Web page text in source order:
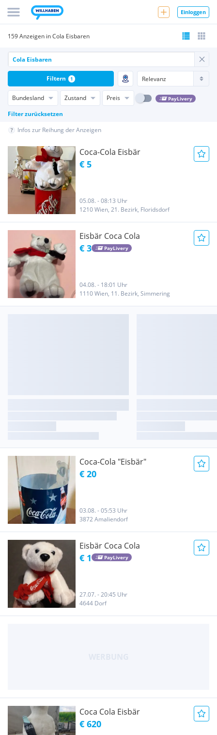
Einloggen
159 Anzeigen in Cola Eisbaren
Bundesland Zustand Preis PayLivery
Filter zurücksetzen
Filtern 1
Infos zur Reihung der Anzeigen
Coca-Cola Eisbär
€ 5
05.08. - 08:13 Uhr
1210 Wien, 21. Bezirk, Floridsdorf
Eisbär Coca Cola
€ 3 PayLivery
04.08. - 18:01 Uhr
1110 Wien, 11. Bezirk, Simmering
Coca-Cola "Eisbär"
€ 20
03.08. - 05:53 Uhr
3872 Amaliendorf
Eisbär Coca Cola
€ 1 PayLivery
27.07. - 20:45 Uhr
4644 Dorf
Coca Cola Eisbär
€ 620